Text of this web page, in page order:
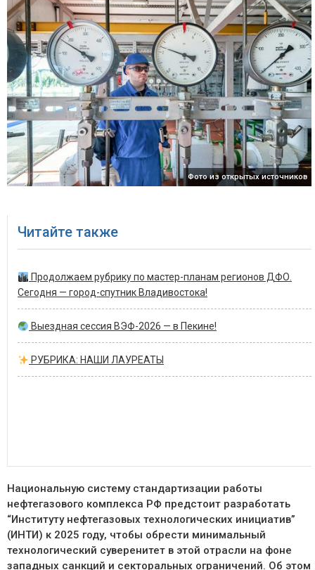
Фото из открытых источников
Читайте также
Продолжаем рубрику по мастер-планам регионов ДФО.
Сегодня — город-спутник Владивостока!
Выездная сессия ВЭФ-2026 — в Пекине!
РУБРИКА: НАШИ ЛАУРЕАТЫ
Национальную систему стандартизации работы
нефтегазового комплекса РФ предстоит разработать
“Институту нефтегазовых технологических инициатив”
(ИНТИ) к 2025 году, чтобы обрести минимальный
технологический суверенитет в этой отрасли на фоне
западных санкций и секторальных ограничений. Об этом